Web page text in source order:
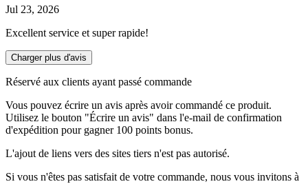
Jul 23, 2026
Excellent service et super rapide!
Charger plus d'avis
Réservé aux clients ayant passé commande
Vous pouvez écrire un avis après avoir commandé ce produit.
Utilisez le bouton "Écrire un avis" dans l'e-mail de confirmation
d'expédition pour gagner 100 points bonus.
L'ajout de liens vers des sites tiers n'est pas autorisé.
Si vous n'êtes pas satisfait de votre commande, nous vous invitons à